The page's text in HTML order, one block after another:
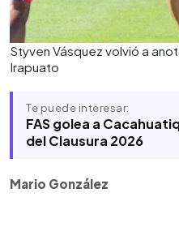
Styven Vásquez volvió a
Irapuato
Te puede interesar:
FAS golea a
del Clausura 2026
Mario González